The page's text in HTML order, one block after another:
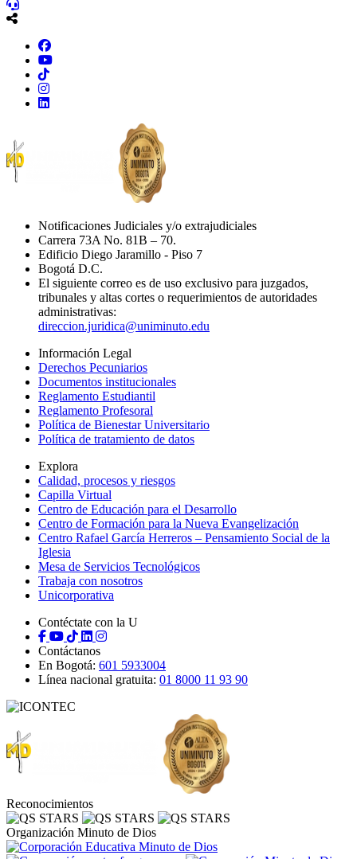
Notificaciones Judiciales y/o extrajudiciales
Carrera 73A No. 81B – 70.
Edificio Diego Jaramillo - Piso 7
Bogotá D.C.
El siguiente correo es de uso exclusivo para juzgados,
tribunales y altas cortes o requerimientos de autoridades
administrativas:
direccion.juridica@uniminuto.edu
Información Legal
Derechos Pecuniarios
Documentos institucionales
Reglamento Estudiantil
Reglamento Profesoral
Política de Bienestar Universitario
Política de tratamiento de datos
Explora
Calidad, procesos y riesgos
Capilla Virtual
Centro de Educación para el Desarrollo
Centro de Formación para la Nueva Evangelización
Centro Rafael García Herreros – Pensamiento Social de la
Iglesia
Mesa de Servicios Tecnológicos
Trabaja con nosotros
Unicorporativa
Contéctate con la U
Contáctanos
En Bogotá: 601 5933004
Línea nacional gratuita: 01 8000 11 93 90
Reconocimientos
Organización Minuto de Dios